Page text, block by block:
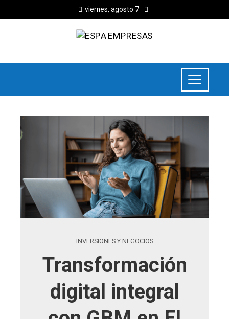
viernes, agosto 7
INVERSIONES Y NEGOCIOS
Transformación
digital integral